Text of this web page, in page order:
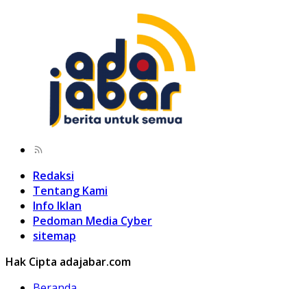
Redaksi
Tentang Kami
Info Iklan
Pedoman Media Cyber
sitemap
Hak Cipta adajabar.com